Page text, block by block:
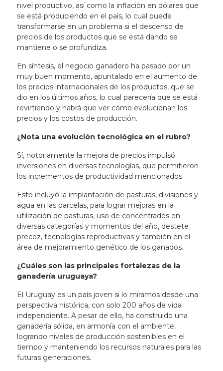
nivel productivo, así como la inflación en dólares que
se está produciendo en el país, lo cual puede
transformarse en un problema si el descenso de
precios de los productos que se está dando se
mantiene o se profundiza.
En síntesis, el negocio ganadero ha pasado por un
muy buen momento, apuntalado en el aumento de
los precios internacionales de los productos, que se
dio en los últimos años, lo cual parecería que se está
revirtiendo y habrá que ver cómo evolucionan los
precios y los costos de producción.
¿Nota una evolución tecnológica en el rubro?
Sí, notoriamente la mejora de precios impulsó
inversiones en diversas tecnologías, que permitieron
los incrementos de productividad mencionados.
Esto incluyó la implantación de pasturas, divisiones y
agua en las parcelas, para lograr mejoras en la
utilización de pasturas, uso de concentrados en
diversas categorías y momentos del año, destete
precoz, tecnologías reproductivas y también en el
área de mejoramiento genético de los ganados.
¿Cuáles son las principales fortalezas de la
ganadería uruguaya?
El Uruguay es un país joven si lo miramos desde una
perspectiva histórica, con solo 200 años de vida
independiente. A pesar de ello, ha construido una
ganadería sólida, en armonía con el ambiente,
logrando niveles de producción sostenibles en el
tiempo y manteniendo los recursos naturales para las
futuras generaciones.